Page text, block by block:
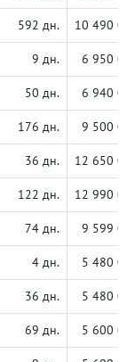
592 дн. 10 490
9 дн. 6 950
50 дн. 6 940
176 дн. 9 500
36 дн. 12 650
122 дн. 12 990
74 дн. 9 599
4 дн. 5 480
36 дн. 5 480
69 дн. 5 600